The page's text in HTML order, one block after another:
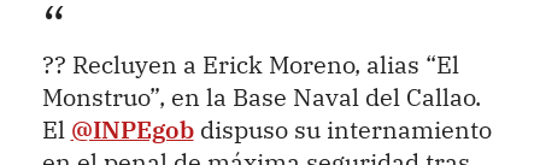
?? Recluyen a Erick Moreno, alias “El
Monstruo”, en la Base Naval del Callao.
El @INPEgobdispuso su internamiento